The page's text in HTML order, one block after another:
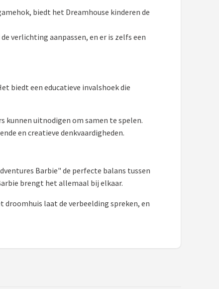
biedt het Dreamhouse kinderen de
verlichting aanpassen, en er is zelfs een
biedt een educatieve invalshoek die
kunnen uitnodigen om samen te spelen.
en creatieve denkvaardigheden.
Barbie" de perfecte balans tussen
brengt het allemaal bij elkaar.
droomhuis laat de verbeelding spreken, en